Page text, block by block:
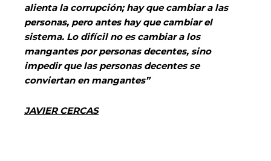
alienta la corrupción; hay que cambiar a las
personas, pero antes hay que cambiar el
sistema. Lo difícil no es cambiar a los
mangantes por personas decentes, sino
impedir que las personas decentes se
conviertan en mangantes”
JAVIER CERCAS